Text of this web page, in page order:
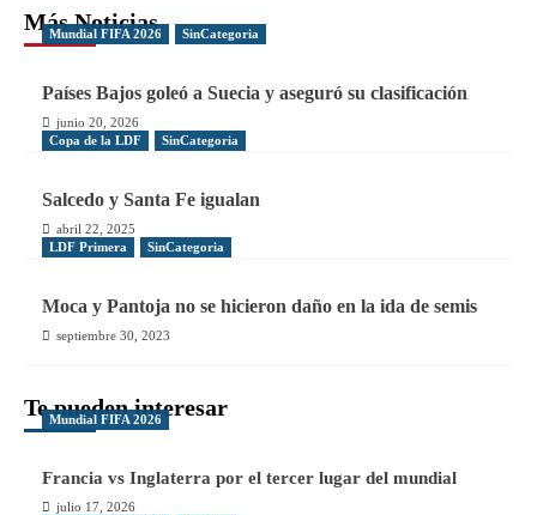
Más Noticias
Mundial FIFA 2026 SinCategoria
Países Bajos goleó a Suecia y aseguró su clasificación
junio 20, 2026
Copa de la LDF
SinCategoria
Salcedo y Santa Fe igualan
abril 22, 2025
LDF Primera
SinCategoria
Moca y Pantoja no se hicieron daño en la ida de semis
septiembre 30, 2023
Te pueden interesar
Mundial FIFA 2026
Francia vs Inglaterra por el tercer lugar del mundial
julio 17, 2026